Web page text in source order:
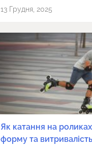
13 Грудня, 2025
Як катання на
форму та витривалість